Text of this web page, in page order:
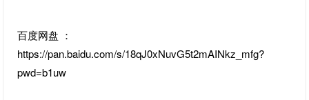
百度网盘 ：
https://pan.baidu.com/s/18qJ0xNuvG5t2mAINkz_mfg?
pwd=b1uw